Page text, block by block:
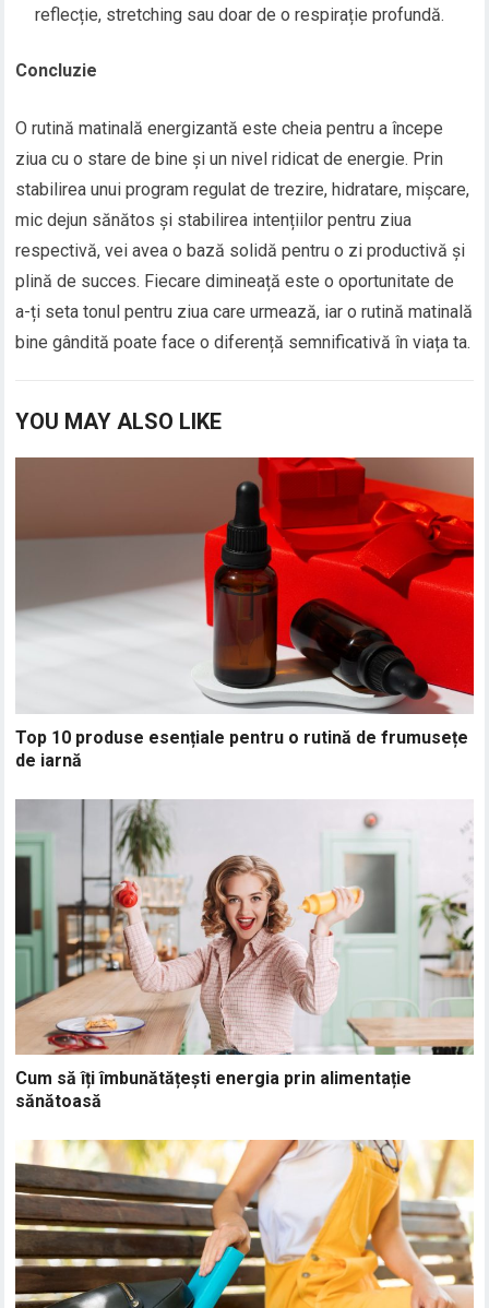
reflecție, stretching sau doar de o respirație profundă.
Concluzie
O rutină matinală energizantă este cheia pentru a începe
ziua cu o stare de bine și un nivel ridicat de energie. Prin
stabilirea unui program regulat de trezire, hidratare, mișcare,
mic dejun sănătos și stabilirea intențiilor pentru ziua
respectivă, vei avea o bază solidă pentru o zi productivă și
plină de succes. Fiecare dimineață este o oportunitate de
a-ți seta tonul pentru ziua care urmează, iar o rutină matinală
bine gândită poate face o diferență semnificativă în viața ta.
YOU MAY ALSO LIKE
Top 10 produse esențiale pentru o rutină de frumusețe
de iarnă
Cum să îți îmbunătățești energia prin alimentație
sănătoasă